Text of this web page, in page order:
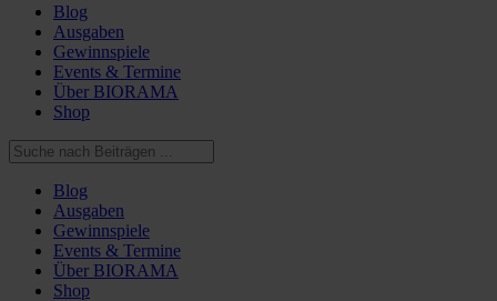
Blog
Ausgaben
Gewinnspiele
Events & Termine
Über BIORAMA
Shop
Blog
Ausgaben
Gewinnspiele
Events & Termine
Über BIORAMA
Shop